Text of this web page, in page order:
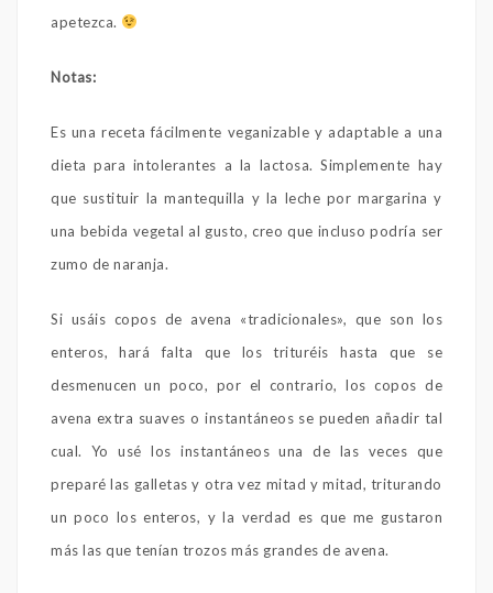
apetezca.
Notas:
Es una receta fácilmente veganizable y adaptable a una
dieta para intolerantes a la lactosa. Simplemente hay
que sustituir la mantequilla y la leche por margarina y
una bebida vegetal al gusto, creo que incluso podría ser
zumo de naranja.
Si usáis copos de avena «tradicionales», que son los
enteros, hará falta que los trituréis hasta que se
desmenucen un poco, por el contrario, los copos de
avena extra suaves o instantáneos se pueden añadir tal
cual. Yo usé los instantáneos una de las veces que
preparé las galletas y otra vez mitad y mitad, triturando
un poco los enteros, y la verdad es que me gustaron
más las que tenían trozos más grandes de avena.